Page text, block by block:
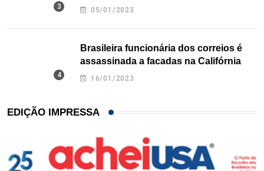
Texas
05/01/2023
Brasileira funcionária dos correios é
assassinada a facadas na Califórnia
16/01/2023
EDIÇÃO IMPRESSA